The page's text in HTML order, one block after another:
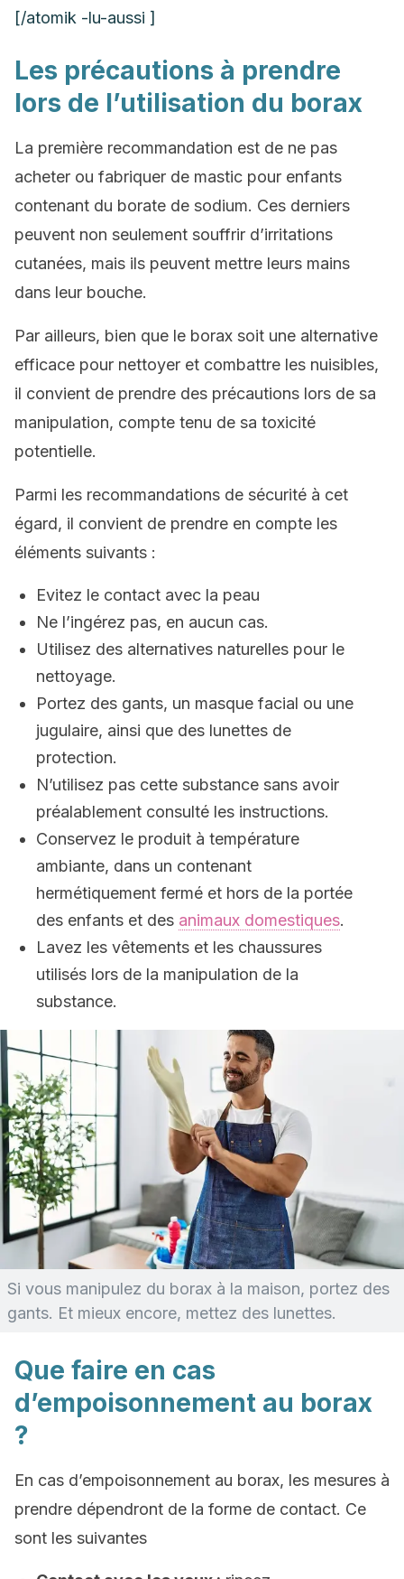
[/atomik -lu-aussi ]
Les précautions à prendre
lors de l’utilisation du borax
La première recommandation est de ne pas
acheter ou fabriquer de mastic pour enfants
contenant du borate de sodium. Ces derniers
peuvent non seulement souffrir d’irritations
cutanées, mais ils peuvent mettre leurs mains
dans leur bouche.
Par ailleurs, bien que le borax soit une alternative
efficace pour nettoyer et combattre les nuisibles,
il convient de prendre des précautions lors de sa
manipulation, compte tenu de sa toxicité
potentielle.
Parmi les recommandations de sécurité à cet
égard, il convient de prendre en compte les
éléments suivants :
Evitez le contact avec la peau
Ne l’ingérez pas, en aucun cas.
Utilisez des alternatives naturelles pour le
nettoyage.
Portez des gants, un masque facial ou une
jugulaire, ainsi que des lunettes de
protection.
N’utilisez pas cette substance sans avoir
préalablement consulté les instructions.
Conservez le produit à température
ambiante, dans un contenant
hermétiquement fermé et hors de la portée
des enfants et des animaux domestiques.
Lavez les vêtements et les chaussures
utilisés lors de la manipulation de la
substance.
Si vous manipulez du borax à la maison, portez des
gants. Et mieux encore, mettez des lunettes.
Que faire en cas
d’empoisonnement au borax
?
En cas d’empoisonnement au borax, les mesures à
prendre dépendront de la forme de contact. Ce
sont les suivantes